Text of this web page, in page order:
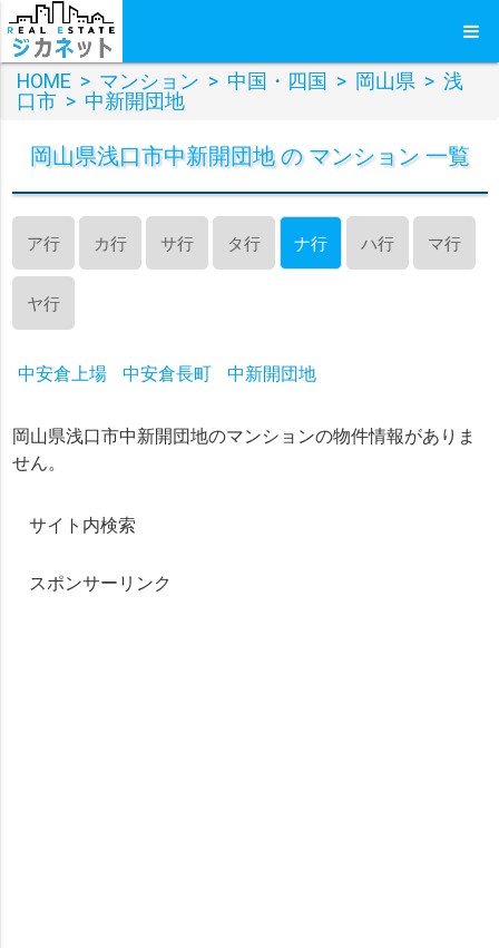
HOME > マンション > 中国・四国 > 岡山県 > 浅
口市 > 中新開団地
岡山県浅口市中新開団地 の マンション 一覧
ア行 カ行 サ行 タ行 ナ行 ハ行 マ行
ヤ行
中安倉上場 中安倉長町 中新開団地
岡山県浅口市中新開団地のマンションの物件情報がありま
せん。
サイト内検索
スポンサーリンク